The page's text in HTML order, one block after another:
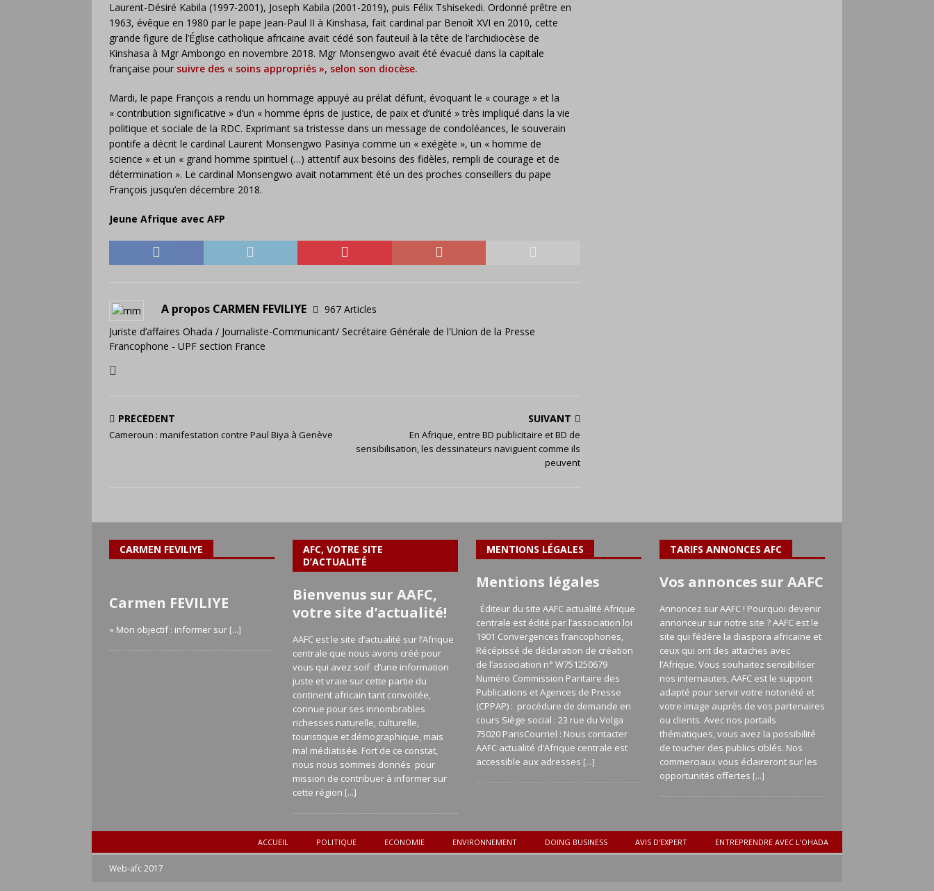
Laurent-Désiré Kabila (1997-2001), Joseph Kabila (2001-2019), puis Félix Tshisekedi. Ordonné prêtre en
1963, évêque en 1980 par le pape Jean-Paul II à Kinshasa, fait cardinal par Benoît XVI en 2010, cette
grande figure de l’Église catholique africaine avait cédé son fauteuil à la tête de l’archidiocèse de
Kinshasa à Mgr Ambongo en novembre 2018. Mgr Monsengwo avait été évacué dans la capitale
française pour suivre des « soins appropriés », selon son diocèse.
Mardi, le pape François a rendu un hommage appuyé au prélat défunt, évoquant le « courage » et la
« contribution significative » d’un « homme épris de justice, de paix et d’unité » très impliqué dans la vie
politique et sociale de la RDC. Exprimant sa tristesse dans un message de condoléances, le souverain
pontife a décrit le cardinal Laurent Monsengwo Pasinya comme un « exégète », un « homme de
science » et un « grand homme spirituel (…) attentif aux besoins des fidèles, rempli de courage et de
détermination ». Le cardinal Monsengwo avait notamment été un des proches conseillers du pape
François jusqu’en décembre 2018.
Jeune Afrique avec AFP
A propos CARMEN FEVILIYE
967 Articles
Juriste d’affaires Ohada / Journaliste-Communicant/ Secrétaire Générale de l'Union de la Presse
Francophone - UPF section France
PRÉCÉDENT
Cameroun : manifestation contre Paul Biya à Genève
SUIVANT
En Afrique, entre BD publicitaire et BD de
sensibilisation, les dessinateurs naviguent comme ils
peuvent
CARMEN FEVILIYE
Carmen FEVILIYE
« Mon objectif : informer sur [...]
AFC, VOTRE SITE
D’ACTUALITÉ
Bienvenus sur AAFC,
votre site d’actualité!
AAFC est le site d’actualité sur l’Afrique
centrale que nous avons créé pour
vous qui avez soif d’une information
juste et vraie sur cette partie du
continent africain tant convoitée,
connue pour ses innombrables
richesses naturelle, culturelle,
touristique et démographique, mais
mal médiatisée. Fort de ce constat,
nous nous sommes donnés pour
mission de contribuer à informer sur
cette région [...]
MENTIONS LÉGALES
Mentions légales
Éditeur du site AAFC actualité Afrique
centrale est édité par l’association loi
1901 Convergences francophones,
Récépissé de déclaration de création
de l’association n° W751250679
Numéro Commission Paritaire des
Publications et Agences de Presse
(CPPAP) : procédure de demande en
cours Siège social : 23 rue du Volga
75020 ParisCourriel : Nous contacter
AAFC actualité d’Afrique centrale est
accessible aux adresses [...]
TARIFS ANNONCES AFC
Vos annonces sur AAFC
Annoncez sur AAFC ! Pourquoi devenir
annonceur sur notre site ? AAFC est le
site qui fédère la diaspora africaine et
ceux qui ont des attaches avec
l’Afrique. Vous souhaitez sensibiliser
nos internautes, AAFC est le support
adapté pour servir votre notoriété et
votre image auprès de vos partenaires
ou clients. Avec nos portails
thématiques, vous avez la possibilité
de toucher des publics ciblés. Nos
commerciaux vous éclaireront sur les
opportunités offertes [...]
ACCUEIL POLITIQUE ECONOMIE ENVIRONNEMENT DOING BUSINESS AVIS D’EXPERT ENTREPRENDRE AVEC L’OHADA
Web-afc 2017